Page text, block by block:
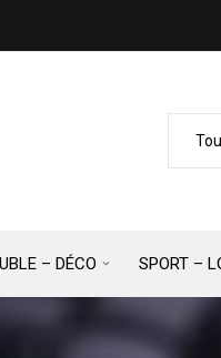
– DÉCO SPORT –